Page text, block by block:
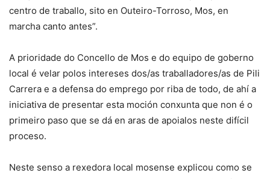
centro de traballo, sito en Outeiro-Torroso, Mos, en
marcha canto antes”.
A prioridade do Concello de Mos e do equipo de goberno
local é velar polos intereses dos/as traballadores/as de Pili
Carrera e a defensa do emprego por riba de todo, de ahí a
iniciativa de presentar esta moción conxunta que non é o
primeiro paso que se dá en aras de apoialos neste difícil
proceso.
Neste senso a rexedora local mosense explicou como se